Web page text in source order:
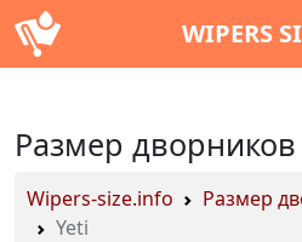
WIPERS
Размер дворников
Wipers-size.info Размер
Yeti